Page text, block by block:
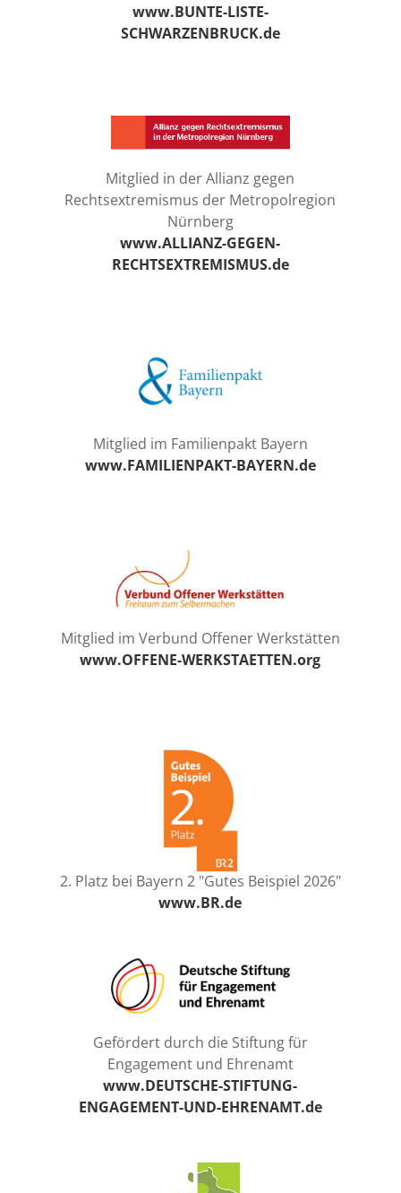
www.BUNTE-LISTE-
SCHWARZENBRUCK.de
Mitglied in der Allianz gegen
Rechtsextremismus der Metropolregion
Nürnberg
www.ALLIANZ-GEGEN-
RECHTSEXTREMISMUS.de
Mitglied im Familienpakt Bayern
www.FAMILIENPAKT-BAYERN.de
Mitglied im Verbund Offener Werkstätten
www.OFFENE-WERKSTAETTEN.org
2. Platz bei Bayern 2 "Gutes Beispiel 2026"
www.BR.de
Gefördert durch die Stiftung für
Engagement und Ehrenamt
www.DEUTSCHE-STIFTUNG-
ENGAGEMENT-UND-EHRENAMT.de